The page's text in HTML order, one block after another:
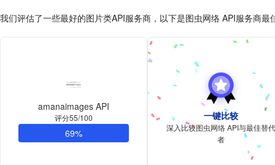
我们评估了一些最好的图片类API服务商，以下是图虫网络 API服务商最
amanaimages API
评分55/100
69%
一键比较
深入比较图虫网络 API与最佳替代
者